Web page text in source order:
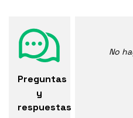
Preguntas
y
respuestas
No